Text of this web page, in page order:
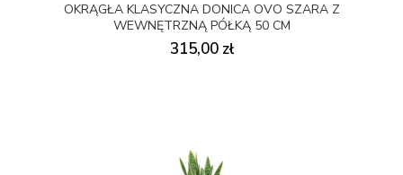
OKRĄGŁA KLASYCZNA DONICA OVO SZARA Z
WEWNĘTRZNĄ PÓŁKĄ 50 CM
315,00 zł